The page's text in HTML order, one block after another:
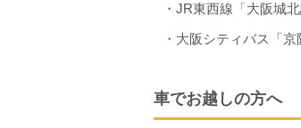
・JR東西線「大阪城
・大阪シティバス「京
車でお越しの方へ